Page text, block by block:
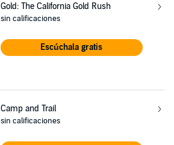
Gold: The California Gold Rush
sin calificaciones
Escúchala gratis
Camp and Trail
sin calificaciones